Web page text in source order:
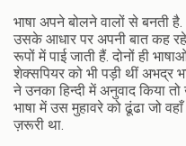
भाषा अपने बोलने वालों से बनती
उसके आधार पर अपनी बात कह रहे
रूपों में पाई जाती हैं. दोनों ही
शेक्सपियर को भी पड़ी थीं अभद्र
ने उनका हिन्दी में अनुवाद किया
भाषा में उस मुहावरे को ढूंढा जो
ज़रूरी था.